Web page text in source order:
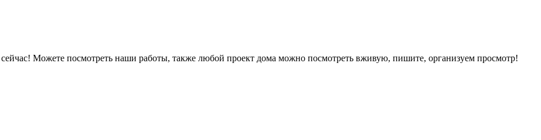
Можете посмотреть наши работы, также любой проект дома можно посмотреть вживую, пишите, организуем просмотр!